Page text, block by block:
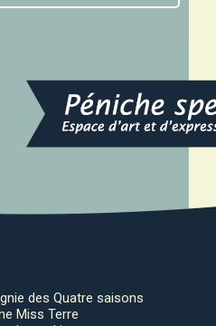
des Quatre saisons
Miss Terre